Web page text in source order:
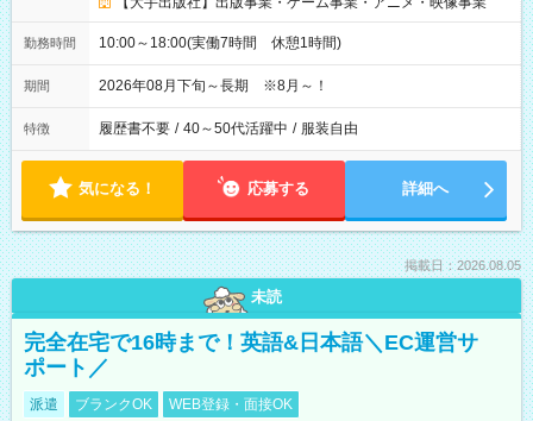
勤務時間 10:00～18:00(実働7時間 休憩1時間)
期間 2026年08月下旬～長期 ※8月～！
特徴 履歴書不要 / 40～50代活躍中 / 服装自由
気になる！ 応募する 詳細へ
掲載日：2026.08.05
未読
完全在宅で16時まで！英語&日本語＼EC運営サ
ポート／
派遣 ブランクOK WEB登録・面接OK